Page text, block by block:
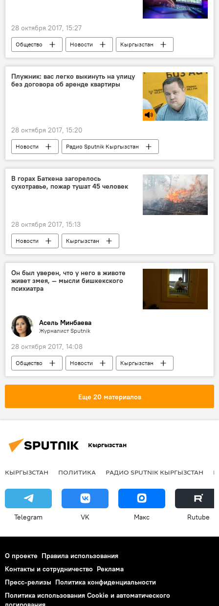
28 октября 2017, 15:27
Общество Новости
Кыргызстан
ГРС
сайт издание
Плужник: вас легко выкинуть на улицу
без договора об аренде квартиры
28 октября 2017, 15:20
Новости
Радио Sputnik Кыргызстан
жилье
договор
студенты
аренда
выселение
Юридическая консультация с Владимиром Плужником
В горах Баткена загорелось
сухотравье, пожар тушат 45 человек
28 октября 2017, 15:13
Новости
Кыргызстан
Происшествия
МЧС
пожар
тушение
Он был уверен, что у него в животе
живет змея, — мысли бишкекского
психиатра
Асель Минбаева
Журналист Sputnik
28 октября 2017, 14:08
Общество Новости
Кыргызстан
здоровье
работа
криминал
психиатрическая больница
Еще 20 материалов
Кыргызстан
КЫРГЫЗСТАН ПОЛИТИКА РАДИО SPUTNIK КЫРГЫЗСТАН
Telegram VK Макс Rutube
О проекте Правила использования
Контакты и сотрудничество Реклама
Пресс-релизы Политика конфиденциальности
Политика использования Cookie и автоматического